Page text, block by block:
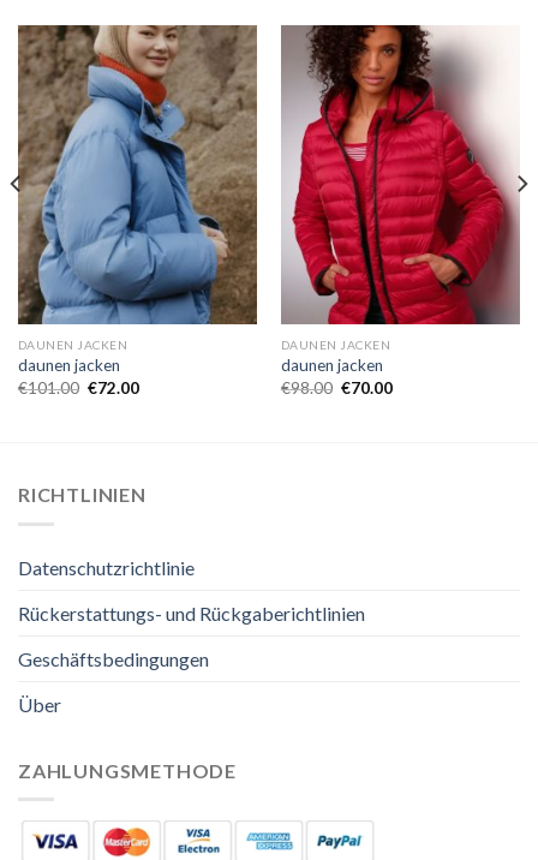
DAUNEN JACKEN
daunen jacken
€101.00 €72.00
DAUNEN JACKEN
daunen jacken
€98.00 €70.00
RICHTLINIEN
Datenschutzrichtlinie
Rückerstattungs- und Rückgaberichtlinien
Geschäftsbedingungen
Über
ZAHLUNGSMETHODE